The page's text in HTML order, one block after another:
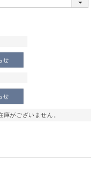
せ
せ
がございません。